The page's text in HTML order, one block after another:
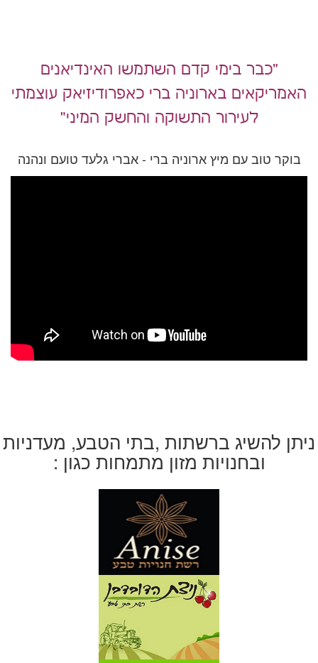
"כבר בימי קדם השתמשו האינדיאנים
האמריקאים בארוניה ברי כאפרודיזיאק עוצמתי
לעירור התשוקה והחשק המיני”
בוקר טוב עם מיץ ארוניה ברי - אברי גלעד טועם ונהנה
ניתן להשיג ברשתות ,בתי הטבע, מעדניות
ובחנויות מזון מתמחות כגון :